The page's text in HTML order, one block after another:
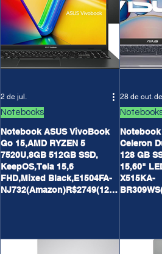
Notebook ASUS VivoBook
Go 15,AMD RYZEN 5
7520U,8GB 512GB SSD,
KeepOS,Tela 15,6
FHD,Mixed Black,E1504FA-
NJ732(Amazon)R$2749(12X
Notebooks
2 de jul.
Notebook
Celeron
128 GB
15,60"
X515KA-
28 de out.